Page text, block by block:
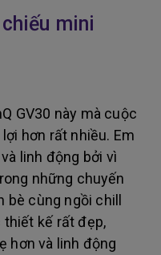
mini
GV30 này mà cuộc
hơn rất nhiều. Em
linh động bởi vì
những chuyến
bè cùng ngồi chill
thiết kế rất đẹp,
hơn và linh động